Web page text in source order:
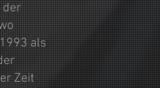
der
als
Zeit